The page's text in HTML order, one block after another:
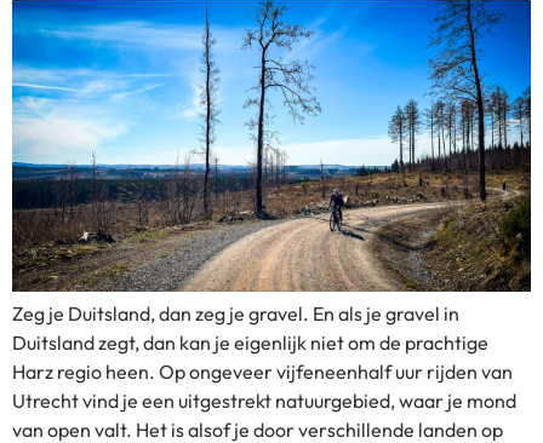
Zeg je Duitsland, dan zeg je gravel. En als je gravel in
Duitsland zegt, dan kan je eigenlijk niet om de prachtige
Harz regio heen. Op ongeveer vijfeneenhalf uur rijden van
Utrecht vind je een uitgestrekt natuurgebied, waar je mond
van open valt. Het is alsof je door verschillende landen op